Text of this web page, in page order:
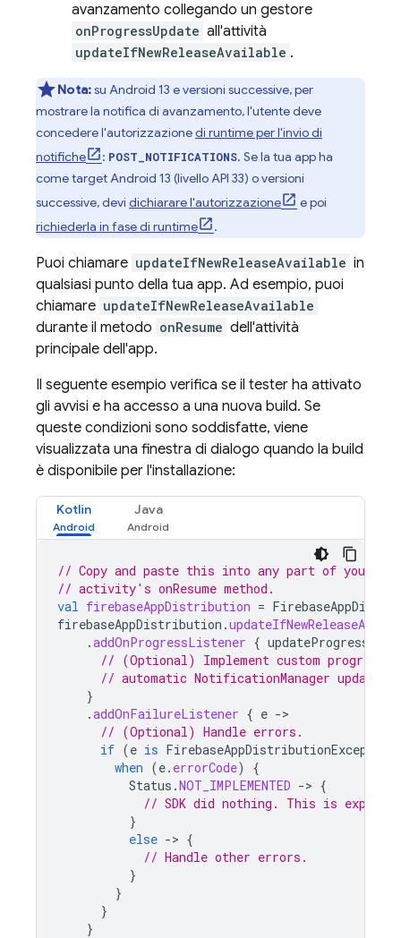
avanzamento collegando un gestore
onProgressUpdate all'attività
updateIfNewReleaseAvailable .
Nota:su Android 13 e versioni successive, per
mostrare la notifica di avanzamento, l'utente deve
concedere l'autorizzazionedi runtime per l'invio di
notifiche
: POST_NOTIFICATIONS. Se la tua app ha
come target Android 13 (livello API 33) o versioni
successive, devi dichiarare l'autorizzazione
e poi
richiederla in fase di runtime
.
Puoi chiamare updateIfNewReleaseAvailable in
qualsiasi punto della tua app. Ad esempio, puoi
chiamare updateIfNewReleaseAvailable
durante il metodo onResume dell'attività
principale dell'app.
Il seguente esempio verifica se il tester ha attivato
gli avvisi e ha accesso a una nuova build. Se
queste condizioni sono soddisfatte, viene
visualizzata una finestra di dialogo quando la build
è disponibile per l'installazione:
Kotlin Java
// Copy and paste this into any part of your
// activity's onResume method.
val firebaseAppDistribution =
firebaseAppDistribution .
.addOnProgressListener { updateProgress
// (Optional) Implement custom progress
// automatic NotificationManager updates.
}
.addOnFailureListener { e -
// (Optional) Handle errors.
if (e is FirebaseAppDistributionException
when (e. errorCode)
{
Status .NOT_IMPLEMENTED -> {
// SDK did nothing. This is
}
else -> {
// Handle other errors.
}
}
}
}